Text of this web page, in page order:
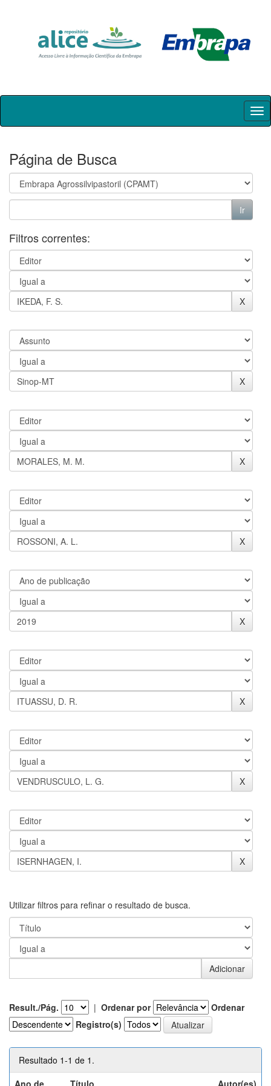
Skip
Página de Busca
Filtros correntes:
Utilizar filtros para refinar o resultado de busca.
Result./Pág. | Ordenar por
Ordenar
Registro(s)
Resultado 1-1 de 1.
Ano de
Título Autor(es)